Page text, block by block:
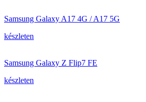
Samsung Galaxy A17 4G / A17 5G
készleten
Samsung Galaxy Z Flip7 FE
készleten